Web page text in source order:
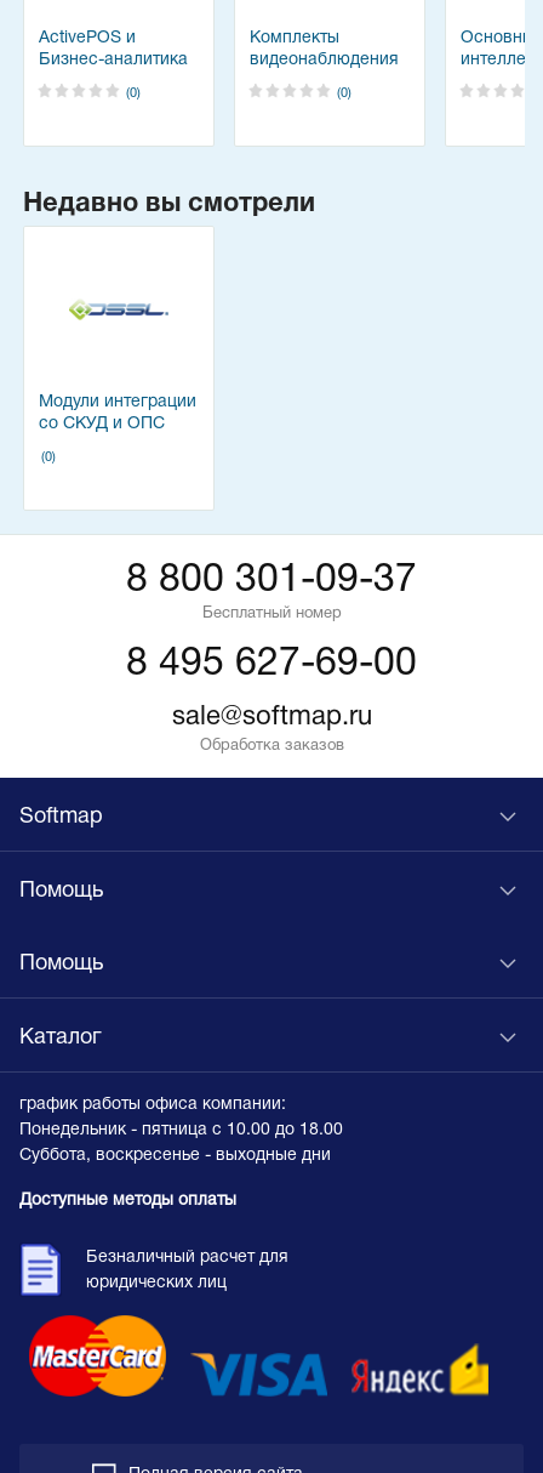
ActivePOS и
Бизнес-аналитика
TRASSIR
(0)
Комплекты
видеонаблюдения
для IP систем
(0)
Основные
модули
Недавно вы смотрели
Модули интеграции
со СКУД и ОПС
(0)
8 800 301-09-37
Бесплатный номер
8 495 627-69-00
sale@softmap.ru
Обработка заказов
Softmap
Помощь
Помощь
Каталог
график работы офиса компании:
Понедельник - пятница с 10.00 до 18.00
Суббота, воскресенье - выходные дни
Доступные методы оплаты
Безналичный расчет для
юридических лиц